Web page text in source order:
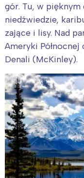
gór. Tu, w
niedźwiedzie,
zające i lisy. Nad
Ameryki Północnej
Denali (McKinley).